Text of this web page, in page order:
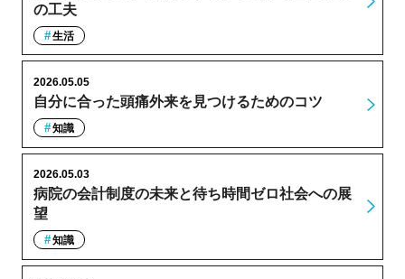
の工夫
生活
自分に合った頭痛外来を見つけるためのコツ
2026.05.05
知識
病院の会計制度の未来と待ち時間ゼロ社会への展
望
2026.05.03
知識